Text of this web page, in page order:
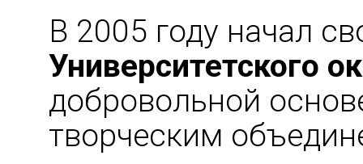
В 2005 году начал
Университетского
добровольной
творческим